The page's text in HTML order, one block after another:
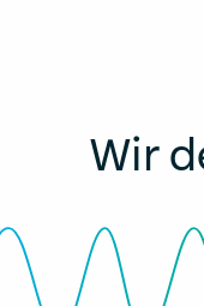
Wir